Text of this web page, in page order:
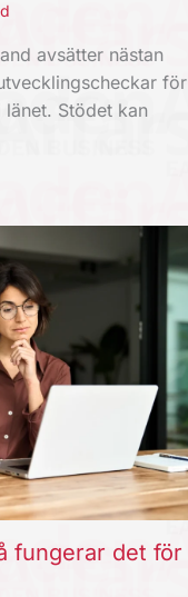
avsätter nästan
för
Stödet kan
fungerar det för